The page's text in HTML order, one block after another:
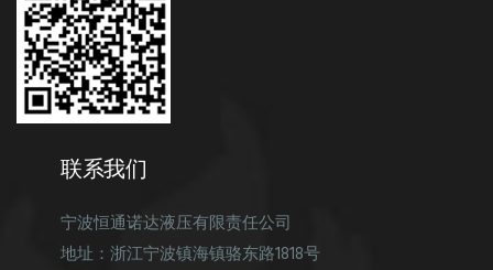
联系我们
宁波恒通诺达液压有限责任公司
地址：浙江宁波镇海镇骆东路1818号